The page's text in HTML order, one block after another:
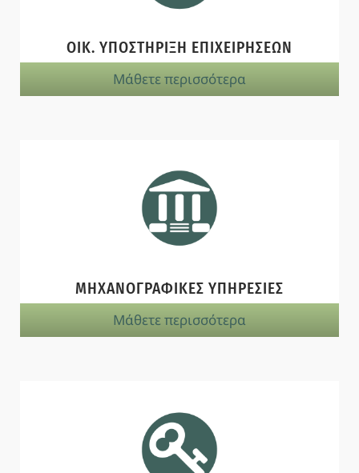
ΟΙΚ. ΥΠΟΣΤΗΡΙΞΗ ΕΠΙΧΕΙΡΗΣΕΩΝ
Μάθετε περισσότερα
ΜΗΧΑΝΟΓΡΑΦΙΚΕΣ ΥΠΗΡΕΣΙΕΣ
Μάθετε περισσότερα